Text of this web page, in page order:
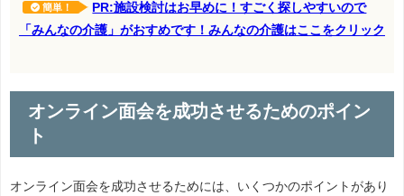
簡単！
PR:施設検討はお早めに！すごく探しやすいので
「みんなの介護」がおすめです！みんなの介護はここをクリック
オンライン面会を成功させるためのポイン
ト
オンライン面会を成功させるためには、いくつかのポイントがあり